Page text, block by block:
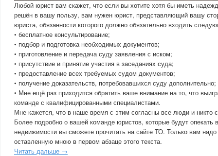
Любой юрист вам скажет, что если вы хотите хотя бы иметь
решён в вашу пользу, вам нужен юрист, представляющий вашу
юриста, обязанности которого должно обязательно входить
• бесплатное консультирование;
• подбор и подготовка необходимых документов;
• приготовление и передача суду заявления с иском;
• присутствие и принятие участия в заседаниях суда;
• предоставление всех требуемых судом документов;
• получение доказательств, потребовавшихся суду дополнительно;
• Мне ещё раз приходится обратить ваше внимание на то, что
команде с квалифицированными специалистами.
Мне кажется, что в наше время с этим согласны все люди и никто
Более подробно о вашей команде юристов, которые будут опекать
недвижимости вы сможете прочитать на сайте ТО. Только вам
оставленную мною в первом абзаце этого текста.
Читать дальше →